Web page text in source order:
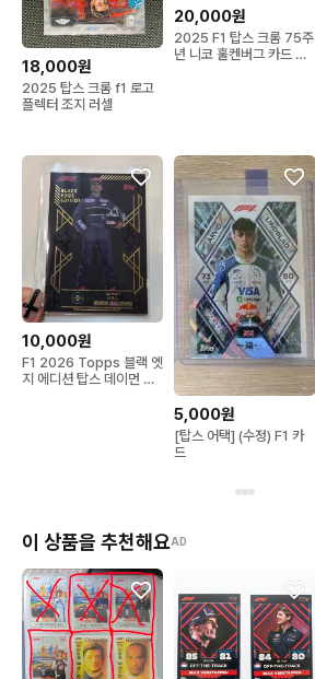
18,000원
2025 탑스 크롬 f1 로고
플렉터 조지 러셀
20,000원
2025 F1 탑스 크롬 75주
년 니코 훌켄버그 카드 세
10,000원
F1 2026 Topps 블랙 엣
지 에디션 탑스 데이먼 힐
5,000원
[탑스 어택] (수정) F1 카
드
이 상품을 추천해요AD